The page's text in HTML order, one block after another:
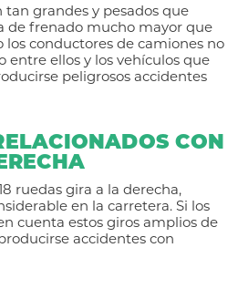
tan grandes y pesados que
de frenado mucho mayor que
los conductores de camiones no
entre ellos y los vehículos que
peligrosos accidentes
CON
ruedas gira a la derecha,
en la carretera. Si los
cuenta estos giros amplios de
accidentes con